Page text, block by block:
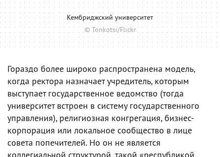
Кембриджский университет
© Tonkotsi/Flickr
Гораздо более широко распространена модель,
когда ректора назначает учредитель, которым
выступает государственное ведомство (тогда
университет встроен в систему государственного
управления), религиозная конгрегация, бизнес-
корпорация или локальное сообщество в лице
совета попечителей. Но он не является
коллегиальной структурой, такой «республикой